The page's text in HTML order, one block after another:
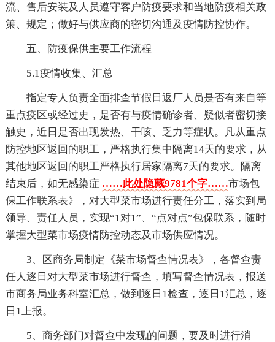
流、售后安装及人员遵守客户防疫要求和当地防疫相关政
策、规定；做好与供应商的密切沟通及疫情防控协作。
五、防疫保供主要工作流程
5.1疫情收集、汇总
指定专人负责全面排查节假日返厂人员是否有来自等
重点疫区或经过史，是否有与疫情确诊者、疑似者密切接
触史，近日是否出现发热、干咳、乏力等症状。凡从重点
防控地区返回的职工，严格执行集中隔离14天的要求，从
其他地区返回的职工严格执行居家隔离7天的要求。隔离
结束后，如无感染症 ……此处隐藏9781个字……市场包
保工作联系表》，对大型菜市场进行责任分工，落实到局
领导、责任人员，实现“1对1”、“点对点”包保联系，随时
掌握大型菜市场疫情防控动态及市场供应情况。
3、区商务局制定《菜市场督查情况表》，各督查责
任人逐日对大型菜市场进行督查，填写督查情况表，报送
市商务局业务科室汇总，做到逐日1检查，逐日1汇总，逐
日1上报。
5、商务部门对督查中发现的问题，要及时进行消